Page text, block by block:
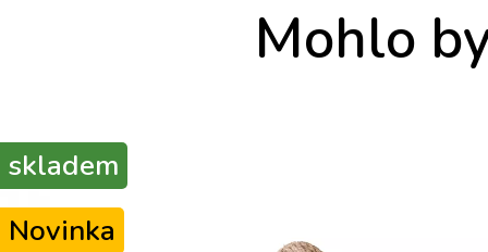
Mohlo
Novinka
skladem